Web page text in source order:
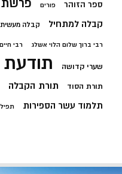
ספר הזוהר פורים
קבלה למתחיל קבלה מעשית
רבי ברוך שלום הלוי אשלג רבי
שערי קדושה
תורת הסוד תורת הקבלה
תלמוד עשר הספירות